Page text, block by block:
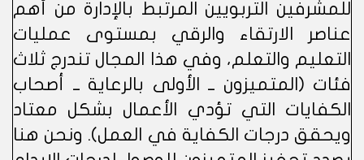
للمشرفين التربويين المرتبط بالإدارة من أهم
عناصر الارتقاء والرقي بمستوى عمليات
التعليم والتعلم، وفي هذا المجال تندرج ثلاث
فئات (المتميزون ــ الأولى بالرعاية ــ أصحاب
الكفايات التي تؤدي الأعمال بشكل معتاد
ويحقق درجات الكفاية في العمل). ونحن هنا